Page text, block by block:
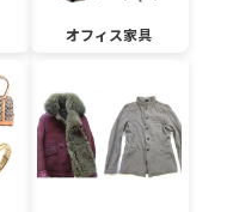
オフィス家具